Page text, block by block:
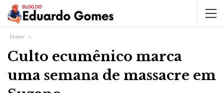
Home
Culto ecumênico marca
uma semana de massacre em